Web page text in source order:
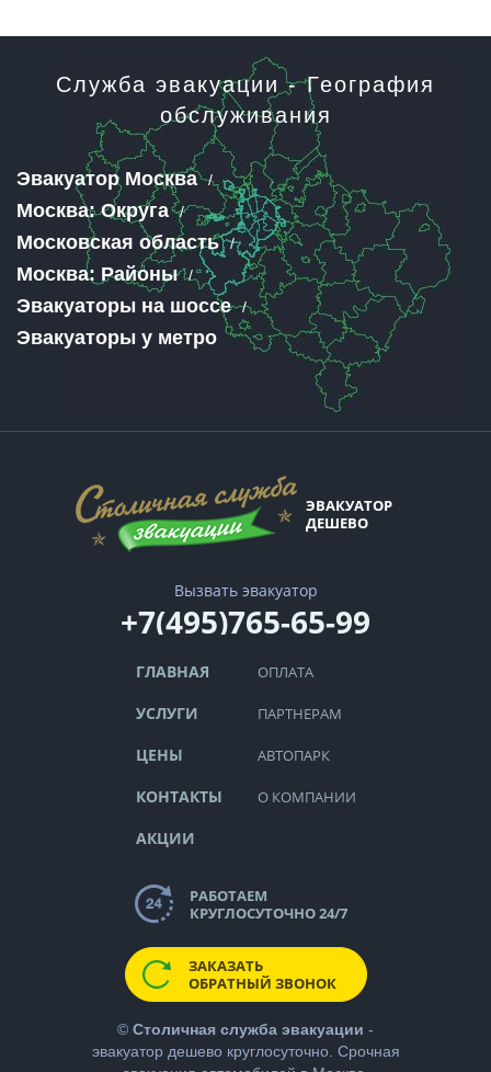
Служба эвакуации - География
обслуживания
Эвакуатор Москва
Москва: Округа
Московская область
Москва: Районы
Эвакуаторы на шоссе
Эвакуаторы у метро
ЭВАКУАТОР
ДЕШЕВО
Вызвать эвакуатор
+7(495)765-65-99
ГЛАВНАЯ
УСЛУГИ
ЦЕНЫ
КОНТАКТЫ
АКЦИИ
ОПЛАТА
ПАРТНЕРАМ
АВТОПАРК
О КОМПАНИИ
РАБОТАЕМ
КРУГЛОСУТОЧНО 24/7
ЗАКАЗАТЬ
ОБРАТНЫЙ ЗВОНОК
© Столичная служба эвакуации -
эвакуатор дешевокруглосуточно. Срочная